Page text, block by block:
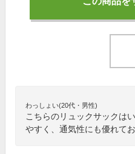
わっしょい(20代・男性)
こちらのリュックサックは
やすく、通気性にも優れて